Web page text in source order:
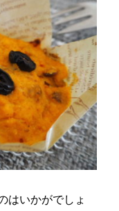
はいかがでしょ